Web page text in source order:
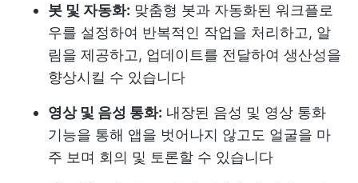
봇 및 자동화: 맞춤형 봇과 자동화된 워크플로
우를 설정하여 반복적인 작업을 처리하고, 알
림을 제공하고, 업데이트를 전달하여 생산성을
향상시킬 수 있습니다
영상 및 음성 통화: 내장된 음성 및 영상 통화
기능을 통해 앱을 벗어나지 않고도 얼굴을 마
주 보며 회의 및 토론할 수 있습니다